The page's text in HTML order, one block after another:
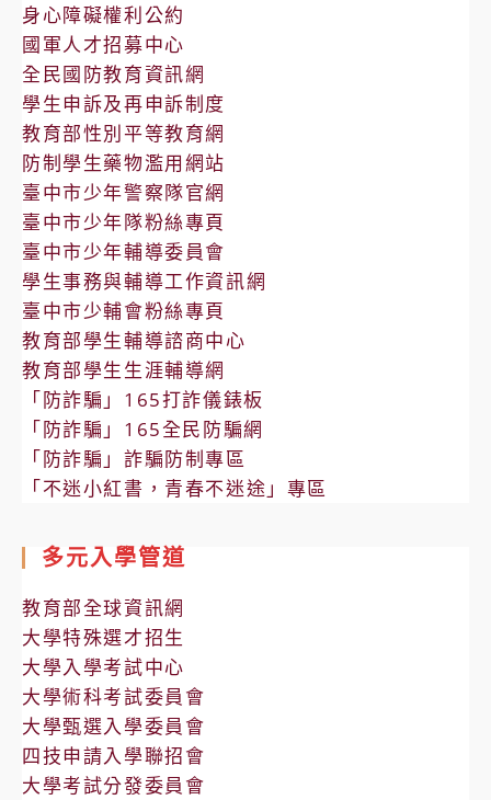
身心障礙權利公約
國軍人才招募中心
全民國防教育資訊網
學生申訴及再申訴制度
教育部性別平等教育網
防制學生藥物濫用網站
臺中市少年警察隊官網
臺中市少年隊粉絲專頁
臺中市少年輔導委員會
學生事務與輔導工作資訊網
臺中市少輔會粉絲專頁
教育部學生輔導諮商中心
教育部學生生涯輔導網
「防詐騙」165打詐儀錶板
「防詐騙」165全民防騙網
「防詐騙」詐騙防制專區
「不迷小紅書，青春不迷途」專區
多元入學管道
教育部全球資訊網
大學特殊選才招生
大學入學考試中心
大學術科考試委員會
大學甄選入學委員會
四技申請入學聯招會
大學考試分發委員會